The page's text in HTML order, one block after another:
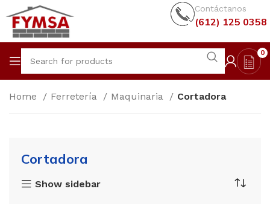
Contáctanos
(612) 125 0358
0
Home Ferretería Maquinaria Cortadora
Cortadora
Show sidebar